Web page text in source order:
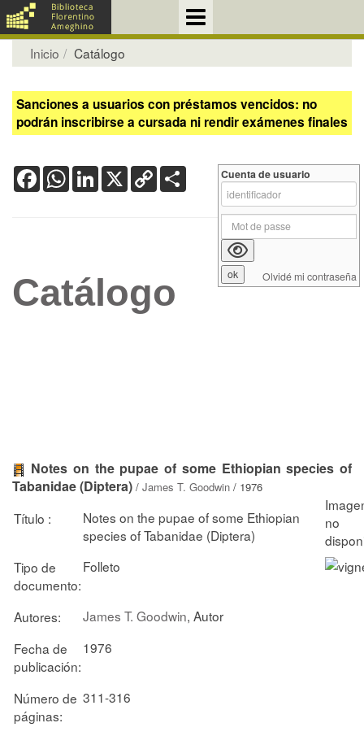
Inicio Catálogo
Sanciones a usuarios con préstamos vencidos: no
podrán inscribirse a cursada ni rendir exámenes finales
FacebookWhatsApp
LinkedIn
X Copy
Link
Catálogo
Notes on the pupae of some Ethiopian species of
Tabanidae (Diptera) / James T. Goodwin / 1976
Título :
Notes on the pupae of some Ethiopian
species of Tabanidae (Diptera)
Tipo de
documento:
Folleto
Autores: James T. Goodwin, Autor
Fecha de
publicación:
1976
Número de
páginas:
311-316
Cuenta de usuario
Olvidé mi contraseña